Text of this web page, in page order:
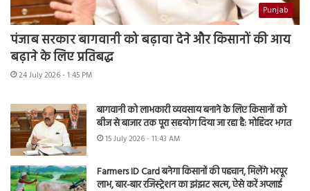
Punjab
पंजाब सरकार बागवानी को बढ़ावा देने और किसानों की आय
बढ़ाने के लिए प्रतिबद्ध
24 July 2026 - 1:45 PM
बागवानी को लाभकारी व्यवसाय बनाने के लिए किसानों को
बीज से बाजार तक पूरा सहयोग दिया जा रहा है: मोहिंदर भगत
15 July 2026 - 11:43 AM
Farmers ID Card बनेगा किसानों की पहचान, मिलेंगे भरपूर
लाभ, बार-बार रजिस्ट्रेशन का झंझट खत्म, ऐसे करें अप्लाई